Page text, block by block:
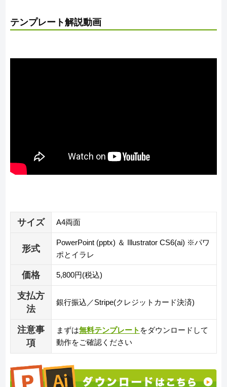
テンプレート解説動画
サイズ A4両面
形式
PowerPoint (pptx) ＆ Illustrator CS6(ai) ※パワ
ポとイラレ
価格 5,800円(税込)
支払方
法
銀行振込／Stripe(クレジットカード決済)
注意事
項
まずは無料テンプレート をダウンロードして
動作をご確認ください